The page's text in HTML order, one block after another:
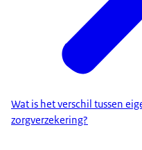
Wat is het verschil tussen
zorgverzekering?